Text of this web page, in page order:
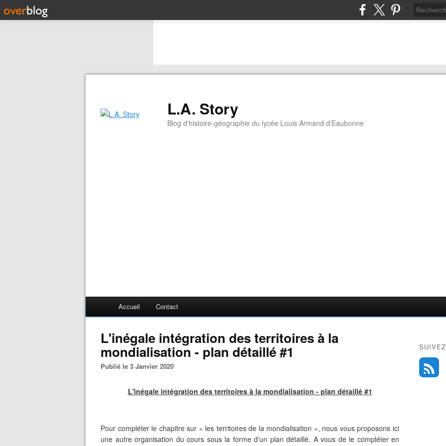
L.A. Story
Blog d'histoire-géographie du lycée Louis Armand d'Eaubonne
Accueil Contact
L'inégale intégration des territoires à la
mondialisation - plan détaillé #1
Publié le 3 Janvier 2020
L'inégale intégration des territoires à la mondialisation - plan détaillé #1
Pour compléter le chapitre sur « les territoires de la mondialisation », nous vous proposons ici
une autre organisation du cours sous la forme d'un plan détaillé. A vous de le compléter en